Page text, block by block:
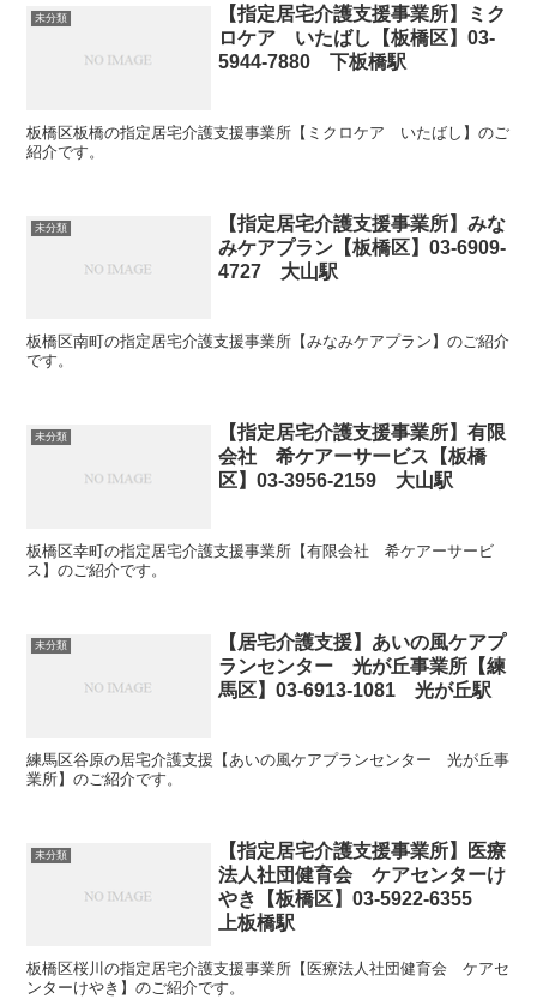
未分類
【指定居宅介護支援事業所】ミク
ロケア いたばし【板橋区】03-
5944-7880 下板橋駅
板橋区板橋の指定居宅介護支援事業所【ミクロケア いたばし】のご
紹介です。
未分類
【指定居宅介護支援事業所】みな
みケアプラン【板橋区】03-6909-
4727 大山駅
板橋区南町の指定居宅介護支援事業所【みなみケアプラン】のご紹介
です。
未分類
【指定居宅介護支援事業所】有限
会社 希ケアーサービス【板橋
区】03-3956-2159 大山駅
板橋区幸町の指定居宅介護支援事業所【有限会社 希ケアーサービ
ス】のご紹介です。
未分類
【居宅介護支援】あいの風ケアプ
ランセンター 光が丘事業所【練
馬区】03-6913-1081 光が丘駅
練馬区谷原の居宅介護支援【あいの風ケアプランセンター 光が丘事
業所】のご紹介です。
未分類
【指定居宅介護支援事業所】医療
法人社団健育会 ケアセンターけ
やき【板橋区】03-5922-6355
上板橋駅
板橋区桜川の指定居宅介護支援事業所【医療法人社団健育会 ケアセ
ンターけやき】のご紹介です。